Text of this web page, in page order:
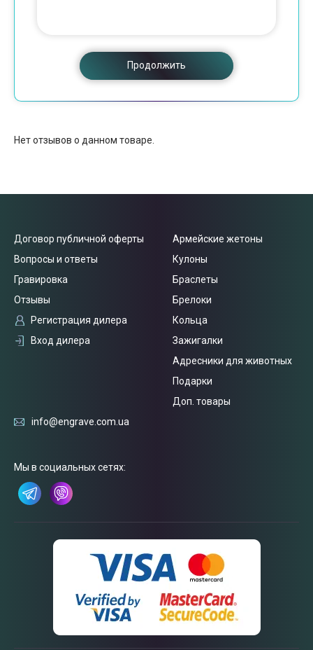
Продолжить
Нет отзывов о данном товаре.
Договор публичной оферты
Вопросы и ответы
Гравировка
Отзывы
Регистрация дилера
Вход дилера
Армейские жетоны
Кулоны
Браслеты
Брелоки
Кольца
Зажигалки
Адресники для животных
Подарки
Доп. товары
info@engrave.com.ua
Мы в социальных сетях: